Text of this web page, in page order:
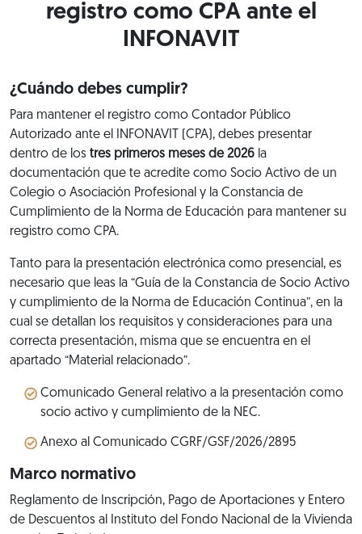
registro como CPA ante el
INFONAVIT
¿Cuándo debes cumplir?
Para mantener el registro como Contador Público
Autorizado ante el INFONAVIT (CPA), debes presentar
dentro de los tres primeros meses de 2026 la
documentación que te acredite como Socio Activo de un
Colegio o Asociación Profesional y la Constancia de
Cumplimiento de la Norma de Educación para mantener su
registro como CPA.
Tanto para la presentación electrónica como presencial, es
necesario que leas la “Guía de la Constancia de Socio Activo
y cumplimiento de la Norma de Educación Continua”, en la
cual se detallan los requisitos y consideraciones para una
correcta presentación, misma que se encuentra en el
apartado “Material relacionado”.
Comunicado General relativo a la presentación como
socio activo y cumplimiento de la NEC.
Anexo al Comunicado CGRF/GSF/2026/2895
Marco normativo
Reglamento de Inscripción, Pago de Aportaciones y Entero
de Descuentos al Instituto del Fondo Nacional de la Vivienda